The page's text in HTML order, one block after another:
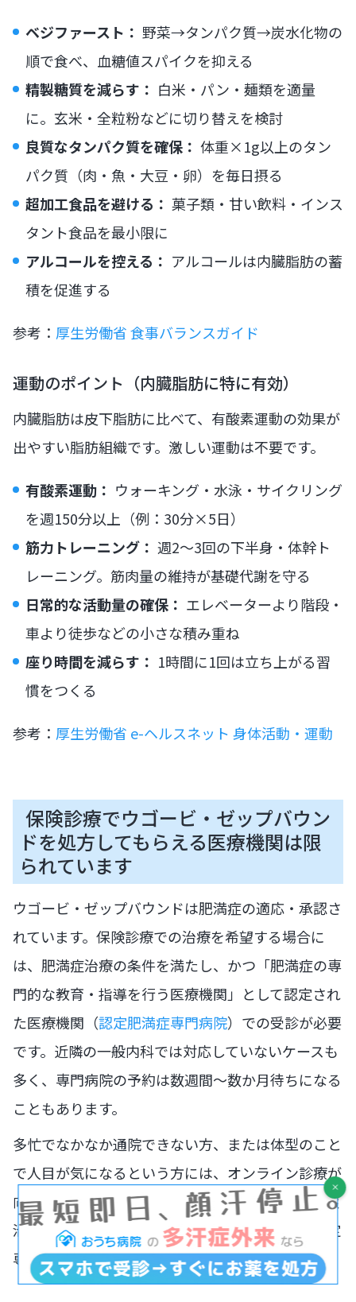
ベジファースト： 野菜→タンパク質→炭水化物の
順で食べ、血糖値スパイクを抑える
精製糖質を減らす： 白米・パン・麺類を適量
に。玄米・全粒粉などに切り替えを検討
良質なタンパク質を確保： 体重×1g以上のタン
パク質（肉・魚・大豆・卵）を毎日摂る
超加工食品を避ける： 菓子類・甘い飲料・インス
タント食品を最小限に
アルコールを控える： アルコールは内臓脂肪の蓄
積を促進する
参考： 厚生労働省 食事バランスガイド
運動のポイント（内臓脂肪に特に有効）
内臓脂肪は皮下脂肪に比べて、有酸素運動の効果が
出やすい脂肪組織です。激しい運動は不要です。
有酸素運動： ウォーキング・水泳・サイクリング
を週150分以上（例：30分×5日）
筋力トレーニング： 週2〜3回の下半身・体幹ト
レーニング。筋肉量の維持が基礎代謝を守る
日常的な活動量の確保： エレベーターより階段・
車より徒歩などの小さな積み重ね
座り時間を減らす： 1時間に1回は立ち上がる習
慣をつくる
参考： 厚生労働省 e-ヘルスネット 身体活動・運動
保険診療でウゴービ・ゼップバウン
ドを処方してもらえる医療機関は限
られています
ウゴービ・ゼップバウンドは肥満症の適応・承認さ
れています。保険診療での治療を希望する場合に
は、肥満症治療の条件を満たし、かつ「肥満症の専
門的な教育・指導を行う医療機関」として認定され
た医療機関（認定肥満症専門病院）での受診が必要
です。近隣の一般内科では対応していないケースも
多く、専門病院の予約は数週間〜数か月待ちになる
こともあります。
多忙でなかなか通院できない方、または体型のこと
で人目が気になるという方には、オンライン診療が
向いています。ただし、オンライン診療での肥満症
治療は自費診療となります（保険適用は対面の認定
専門病院のみ）。